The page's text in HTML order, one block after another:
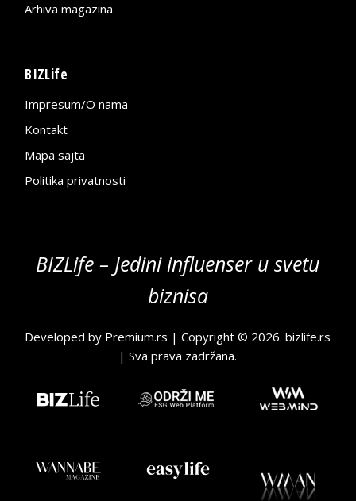
Arhiva magazina
BIZLife
Impresum/O nama
Kontakt
Mapa sajta
Politika privatnosti
BIZLife – Jedini influenser u svetu
biznisa
Developed by Premium.rs | Copyright © 2026.bizlife.rs
| Sva prava zadržana.